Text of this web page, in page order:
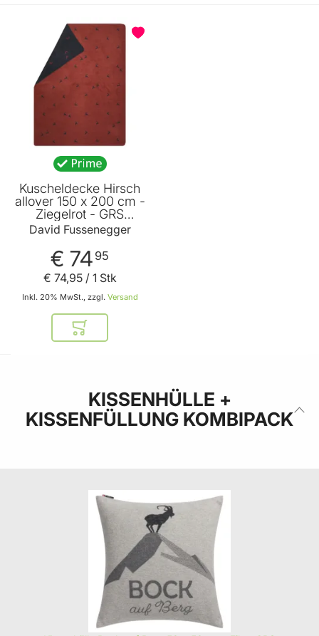
Kuscheldecke Hirsch
allover 150 x 200 cm -
Ziegelrot - GRS
zertifiziert - von David
Fussenegger
David Fussenegger
€ 74 95
Inkl. 20% MwSt., zzgl. Versand
€ 74,95/ 1 Stk
In den Warenkorb
KISSENHÜLLE +
KISSENFÜLLUNG KOMBIPACK